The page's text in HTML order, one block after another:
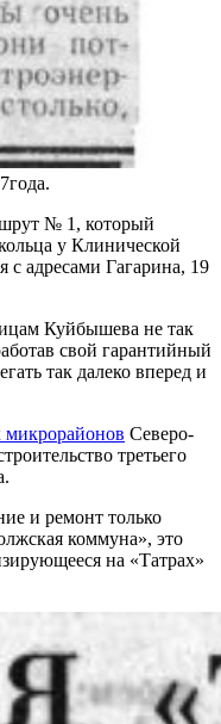
№ 1, который
у Клинической
с адресами Гагарина, 19
Куйбышева не так
свой гарантийный
так далеко вперед и
Северо-
третьего
и ремонт только
коммуна», это
на «Татрах»